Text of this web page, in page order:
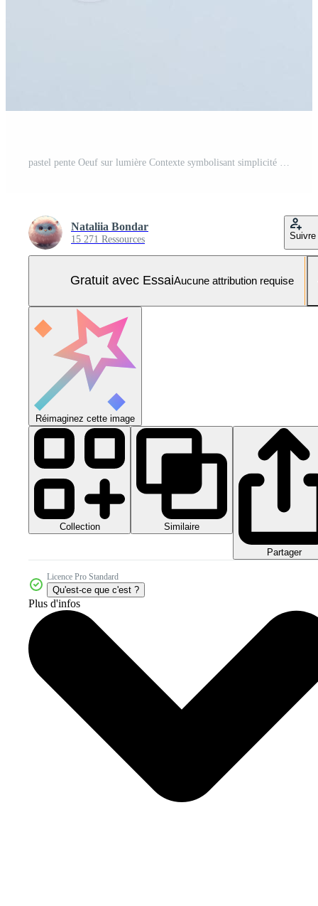
Nataliia Bondar
15 271 Ressources Suivre
Gratuit avec EssaiAucune attribution requise
Réimaginez cette image
Collection Similaire
Partager
Licence Pro Standard
Qu'est-ce que c'est ?
Plus d'infos